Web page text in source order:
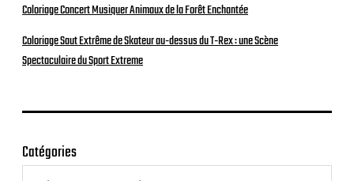
Coloriage Concert Musiquer Animaux de la Forêt Enchantée
Coloriage Saut Extrême de Skateur au-dessus du T-Rex : une Scène
Spectaculaire du Sport Extreme
Catégories